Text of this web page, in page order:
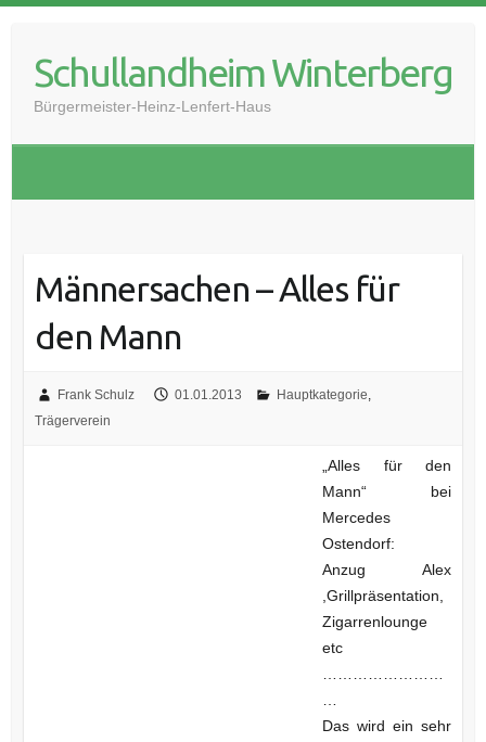
contentSchullandheim Winterberg
Bürgermeister-Heinz-Lenfert-Haus
Männersachen – Alles für
den Mann
Frank Schulz 01.01.2013 Hauptkategorie,
Trägerverein
„Alles für den
Mann“ bei
Mercedes
Ostendorf:
Anzug Alex
,Grillpräsentation,
Zigarrenlounge
etc
Das wird ein sehr